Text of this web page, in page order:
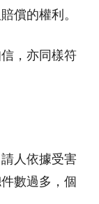
償的權利。
，亦同樣符
人依據受害
數過多，個